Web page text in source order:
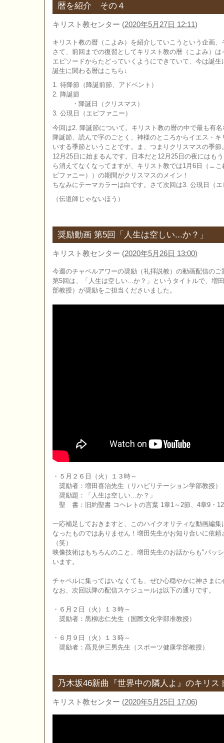
暦を紹介 その４
キリスト教センター (2020年5月27日 12:11)
キリスト教の暦（こよみ）を紹介していこうという企画、
さて、前回までの復習としてキリスト教の暦（こよみ）
エピソードからたどっていくようにできていて、今は誕
誕生に関わる暦はこちら↓
1. 待降節（降誕前節、アドベント）
2. 降誕節
・降誕日（クリスマス）
3. 公現日（エピファニー）
今回は2. 降誕節について。キリスト教の暦の中で最も有
降誕節、読んで字のごとく、神様のところからイエス・
いする季節ということです。ま、つまりクリスマスの季
12月25日に始まるんです。日本だと12月25日の夜にはも
ら消えてなくなってますが、キリスト教では1月6日（←
ピファニー））の期間がクリスマスのメイン！
ちなみにテーマカラーは白です。さて次回は3. 公現日（
（伝道師じゃないほう）
奨励動画 第5回「人生は空しい...か？」
キリスト教センター (2020年5月26日 13:00)
今週のチャペルアワーの奨励（礼拝説教）の動画配信のご
第5回は、「人生は空しい...か？」というタイトルで、増
部教授）が奨励をご担当くださいました。
・５月２６日（火）１３時～
奨励者：増田喜治先生（リハビリテーション学部教授）
奨励題：「人生は空しい...か？」
聖 書：旧約聖書 コヘレトの言葉 1章1～2節、4章9・
一応補足しておきますと、このハイクオリティな動画編
なったものではありません！増田先生がお知り合いに依
（笑）
映像技術はもちろんのこと、増田先生のお話からも"パッ
います。
チャペルに集ってはいなくても、ぜひ心穏やかに神さま
なお、次回以降の配信スケジュールは以下の通りです。
・６月２日（火）１３時～
奨励者：黒柳志仁先生（国際文化学部准教授）
・６月９日（火）１３時～
奨励者：髙見伊三男先生（スポーツ健康学部教授）
乃木坂46新曲『世界中の隣人よ』のキリス
キリスト教センター (2020年5月25日 17:06)